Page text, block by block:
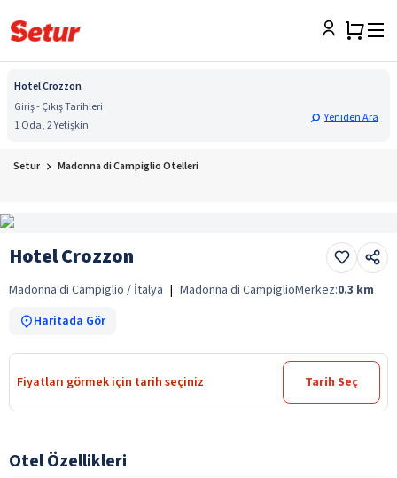
Hotel Crozzon
Giriş - Çıkış Tarihleri
1 Oda, 2 Yetişkin
Yeniden Ara
Setur Madonna di Campiglio Otelleri
Hotel Crozzon
Madonna di Campiglio / İtalya | Madonna di CampiglioMerkez:0.3 km
Haritada Gör
Fiyatları görmek için tarih seçiniz Tarih Seç
Otel Özellikleri